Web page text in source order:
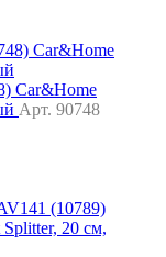
Car&Home
Арт. 90748